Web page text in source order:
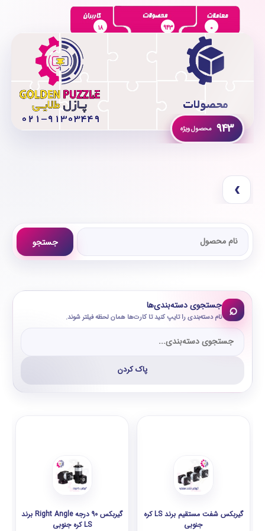
0
943
18
943
›
جستجو
⌕ جستجوی دسته‌بندی‌ها
نام دسته‌بندی را تایپ کنید تا کارت‌ها همان لحظه فیلتر شوند.
پاک کردن
گیربکس شفت مستقیم برند LS کره
جنوبی
گیربکس 90 درجه Right Angle برند
LS کره جنوبی